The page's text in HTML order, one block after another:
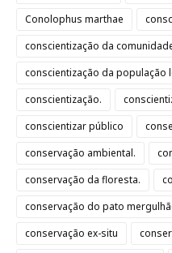
Conolophus marthae
conscientização da
conscientização da população
conscientização.
conscientizar público
conservação ambiental.
conservação da floresta.
conservação do pato
conservação ex-situ